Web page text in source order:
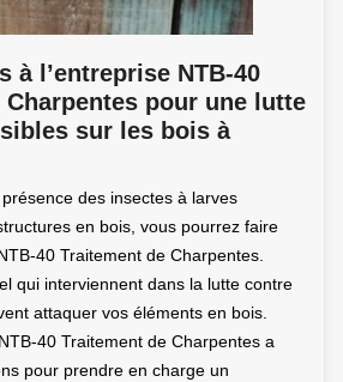
à l’entreprise NTB-40
Charpentes pour une lutte
sur les bois à
des insectes à larves
en bois, vous pourrez faire
40 Traitement de Charpentes.
qui interviennent dans la lutte contre
attaquer vos éléments en bois.
40 Traitement de Charpentes a
pour prendre en charge un